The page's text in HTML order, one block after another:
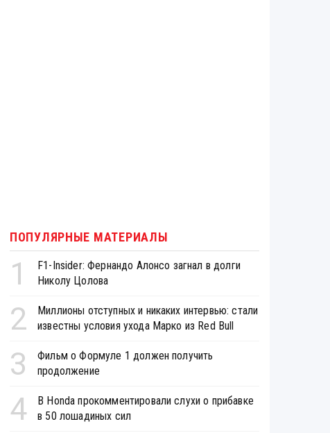
ПОПУЛЯРНЫЕ МАТЕРИАЛЫ
1
F1-Insider: Фернандо Алонсо загнал в долги
Николу Цолова
2
Миллионы отступных и никаких интервью: стали
известны условия ухода Марко из Red Bull
3
Фильм о Формуле 1 должен получить
продолжение
4
В Honda прокомментировали слухи о прибавке
в 50 лошадиных сил